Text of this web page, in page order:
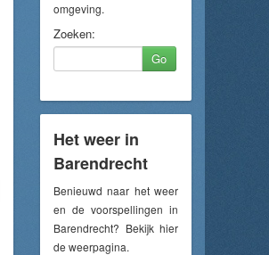
omgeving.
Zoeken:
Go
Het weer in
Barendrecht
Benieuwd naar het weer
en de voorspellingen in
Barendrecht? Bekijk hier
de weerpagina.